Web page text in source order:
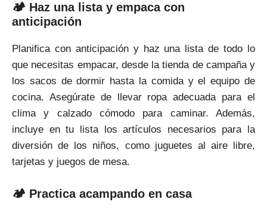
🏕 Haz una lista y empaca con
anticipación
Planifica con anticipación y haz una lista de todo lo
que necesitas empacar, desde la tienda de campaña y
los sacos de dormir hasta la comida y el equipo de
cocina. Asegúrate de llevar ropa adecuada para el
clima y calzado cómodo para caminar. Además,
incluye en tu lista los artículos necesarios para la
diversión de los niños, como juguetes al aire libre,
tarjetas y juegos de mesa.
🏕 Practica acampando en casa